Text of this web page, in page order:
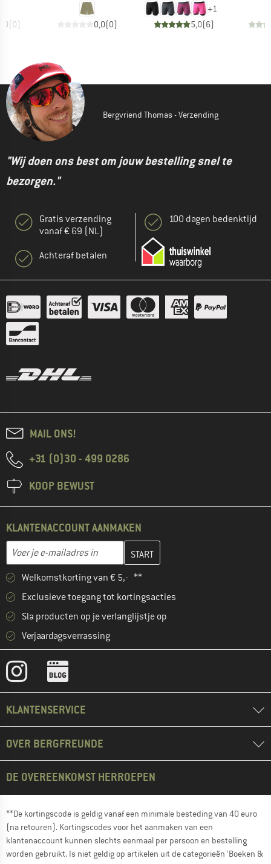
(0) 0,0(0)
+1
5,0(6)
Bergvriend Thomas - Verzending
"Wij doen ons best om jouw bestelling snel te
bezorgen."
Gratis verzending
vanaf € 69 (NL)
Achteraf betalen
100 dagen bedenktijd
MAIL ONS!
+31 (0)30 - 499 0286
KOOP BEWUST
KLANTENACCOUNT AANMAKEN
E-mailadres
Vul je e-mailadres hier in en maak in de volgende stap je
Welkomstkorting van € 5,- **
Exclusieve toegang tot kortingsacties
Sla producten op je verlanglijstje op
Verjaardagsverrassing
KLANTENSERVICE
OVER BERGFREUNDE
DE OVEREENKOMST HERROEPEN
**De kortingscode is geldig vanaf een minimale besteding van 40 euro
(na retouren). Kortingscodes voor het aanmaken van een
klantenaccount kunnen slechts eenmaal per persoon en bestelling
worden gebruikt. Is niet geldig op artikelen uit de categorieën 'Boeken &